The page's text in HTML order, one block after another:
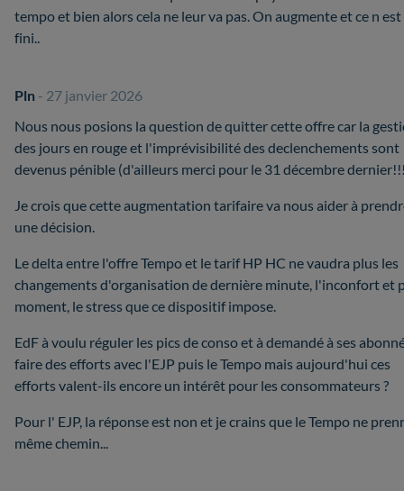
tempo et bien alors cela ne leur va pas. On augmente et ce n est
fini..
Pln - 27 janvier 2026
Nous nous posions la question de quitter cette offre car la
des jours en rouge et l'imprévisibilité des declenchements sont
devenus pénible (d'ailleurs merci pour le 31 décembre
Je crois que cette augmentation tarifaire va nous aider à
une décision.
Le delta entre l'offre Tempo et le tarif HP HC ne vaudra plus les
changements d'organisation de dernière minute, l'inconfort et
moment, le stress que ce dispositif impose.
EdF à voulu réguler les pics de conso et à demandé à ses
faire des efforts avec l'EJP puis le Tempo mais aujourd'hui ces
efforts valent-ils encore un intérêt pour les consommateurs ?
Pour l' EJP, la réponse est non et je crains que le Tempo ne
même chemin...